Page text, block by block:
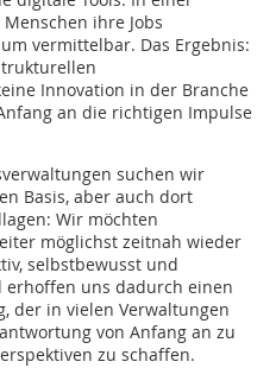
ihre Jobs
vermittelbar. Das Ergebnis:
Innovation in der Branche
an die richtigen Impulse
suchen wir
Basis, aber auch dort
Wir möchten
möglichst zeitnah wieder
selbstbewusst und
uns dadurch einen
der in vielen Verwaltungen
von Anfang an zu
zu schaffen.